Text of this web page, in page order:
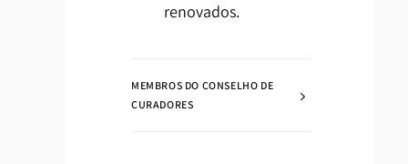
renovados.
MEMBROS DO CONSELHO DE
CURADORES